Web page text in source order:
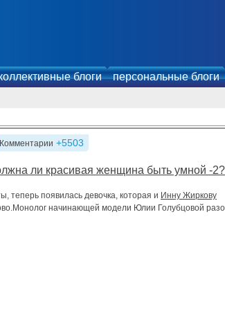
блоги персональные блоги
Комментарии +5503
ли красивая женщина быть умной -2?
теперь появилась девочка, которая и Инну Жиркову
начинающей модели Юлии Голубцовой